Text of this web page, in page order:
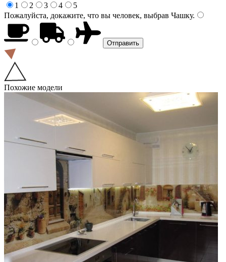
1
2 3 4
5
Пожалуйста, докажите, что вы человек, выбрав Чашку.
Похожие модели